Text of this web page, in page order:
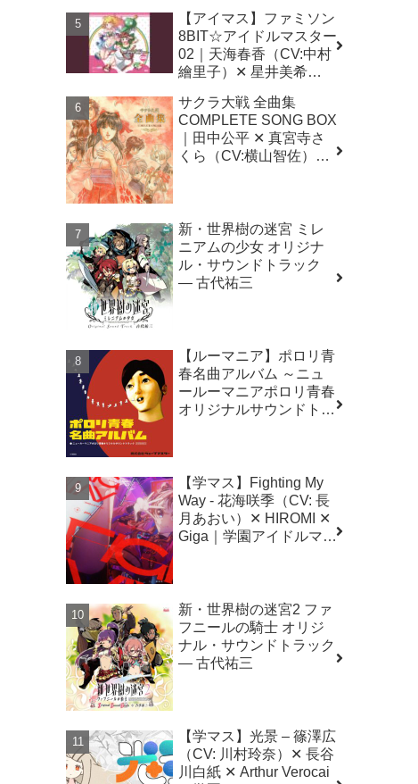
【アイマス】ファミソン
8BIT☆アイドルマスター
02｜天海春香（CV:中村
繪里子）✕ 星井美希
THE
IDOLM@STER（アイド
ルマスター）
サクラ大戦 全曲集
COMPLETE SONG BOX
｜田中公平 ✕ 真宮寺さ
くら（CV:横山智佐）✕
カ・フォンティーヌ
（CV:日髙のり子）ほか
新・世界樹の迷宮 ミレ
ニアムの少女 オリジナ
ル・サウンドトラック
― 古代祐三
【ルーマニア】ポロリ青
春名曲アルバム ～ニュ
ールーマニアポロリ青春
オリジナルサウンドトラ
【学マス】Fighting My
Way - 花海咲季（CV: 長
月あおい）✕ HIROMI ✕
Giga｜学園アイドルマス
新・世界樹の迷宮2 ファ
フニールの騎士 オリジ
ナル・サウンドトラック
― 古代祐三
【学マス】光景 – 篠澤広
（CV: 川村玲奈）✕ 長谷
川白紙 ✕ Arthur Verocai